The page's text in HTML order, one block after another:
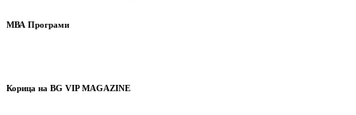
МВА Програми
Корица на BG VIP MAGAZINE